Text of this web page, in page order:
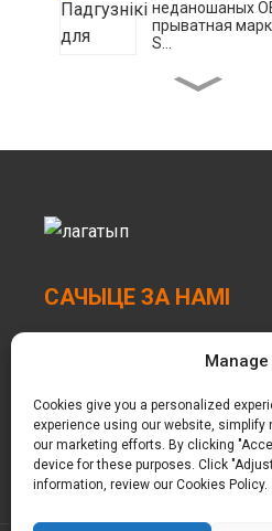
неданошаных
прыватная
S...
Вільготныя
для немаўлят
Planet...
Дзіцячыя
глабальных...
САЧЫЦЕ ЗА НАМІ
Cookies give you a personalized
experience using our website,
our marketing efforts. By clicking
device for these purposes. Click
information, review our Cookies Policy.